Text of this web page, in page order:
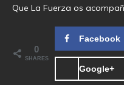
Que La Fuerza os
0
SHARES
Facebook
Google+